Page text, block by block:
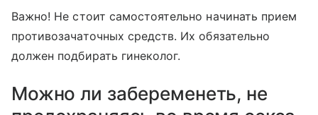
Важно! Не стоит самостоятельно начинать прием
противозачаточных средств. Их обязательно
должен подбирать гинеколог.
Можно ли забеременеть, не